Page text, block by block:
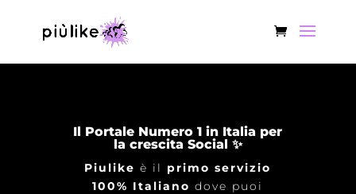
Il Portale Numero 1 in Italia per
la crescita Social ✨
Piulike è il primo servizio
100% Italiano dove puoi